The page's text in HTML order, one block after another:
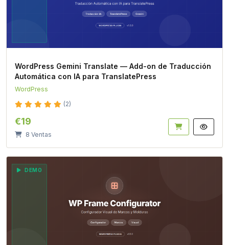
WordPress Gemini Translate — Add-on de Traducción
Automática con IA para TranslatePress
WordPress
(2)
€19
8 Ventas
DEMO